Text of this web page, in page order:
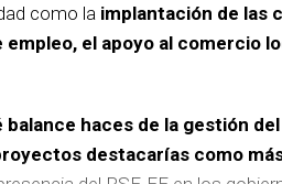
como la implantación de las
el apoyo al comercio
haces de la gestión
destacarías como